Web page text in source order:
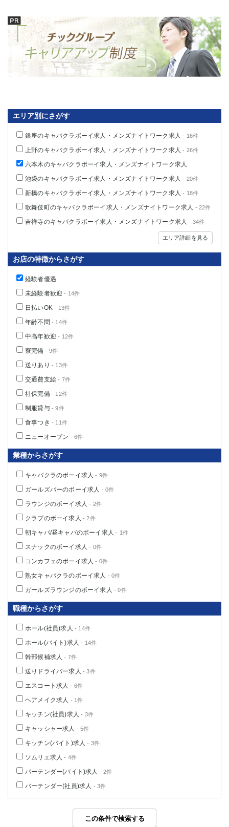
エリア別にさがす
銀座のキャバクラボーイ求人・メンズナイトワーク求人 - 16件
上野のキャバクラボーイ求人・メンズナイトワーク求人 - 26件
六本木のキャバクラボーイ求人・メンズナイトワーク求人
池袋のキャバクラボーイ求人・メンズナイトワーク求人 - 20件
新橋のキャバクラボーイ求人・メンズナイトワーク求人 - 18件
歌舞伎町のキャバクラボーイ求人・メンズナイトワーク求人 - 22件
吉祥寺のキャバクラボーイ求人・メンズナイトワーク求人 - 34件
エリア詳細を見る
お店の特徴からさがす
経験者優遇
未経験者歓迎 - 14件
日払いOK - 13件
年齢不問 - 14件
中高年歓迎 - 12件
寮完備 - 9件
送りあり - 13件
交通費支給 - 7件
社保完備- 12件
制服貸与- 9件
食事つき - 11件
ニューオープン - 6件
業種からさがす
キャバクラのボーイ求人 - 9件
ガールズバーのボーイ求人 - 0件
ラウンジのボーイ求人 - 2件
クラブのボーイ求人 - 2件
朝キャバ/昼キャバのボーイ求人 - 1件
スナックのボーイ求人 - 0件
コンカフェのボーイ求人 - 0件
熟女キャバクラのボーイ求人 - 0件
ガールズラウンジのボーイ求人 - 0件
職種からさがす
ホール(社員)求人 - 14件
ホール(バイト)求人 - 14件
幹部候補求人 - 7件
送りドライバー求人 - 3件
エスコート求人 - 6件
ヘアメイク求人 - 1件
キッチン(社員)求人 - 3件
キャッシャー求人 - 5件
キッチン(バイト)求人 - 3件
ソムリエ求人 - 4件
バーテンダー(バイト)求人 - 2件
バーテンダー(社員)求人 - 3件
この条件で検索する